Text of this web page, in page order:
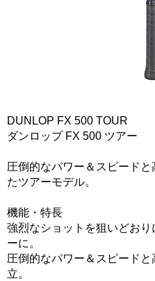
DUNLOP FX 500 TOUR
ダンロップ FX 500 ツアー
圧倒的なパワー＆スピード
たツアーモデル。
機能・特長
強烈なショットを狙いどお
ーに。
圧倒的なパワー＆スピード
立。